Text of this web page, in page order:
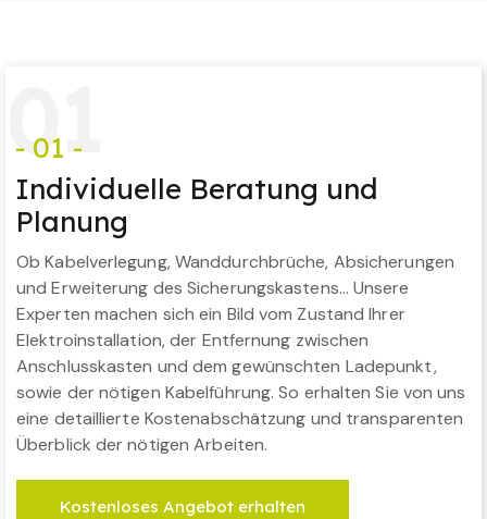
01
- 01 -
Individuelle Beratung und
Planung
Ob Kabelverlegung, Wanddurchbrüche, Absicherungen
und Erweiterung des Sicherungskastens… Unsere
Experten machen sich ein Bild vom Zustand Ihrer
Elektroinstallation, der Entfernung zwischen
Anschlusskasten und dem gewünschten Ladepunkt,
sowie der nötigen Kabelführung. So erhalten Sie von uns
eine detaillierte Kostenabschätzung und transparenten
Überblick der nötigen Arbeiten.
Kostenloses Angebot erhalten